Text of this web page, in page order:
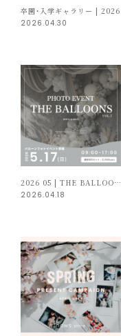
卒園・入学ギャラリー | 2026
2026.04.30
2026 05 | THE BALLOONS vol.7 開催！
2026.04.18